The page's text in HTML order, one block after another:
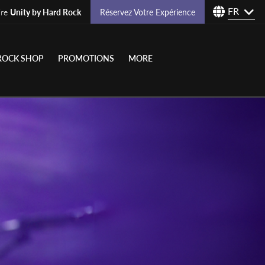
FR
Unity by Hard Rock Réservez Votre Expérience
SHOP PROMOTIONS MORE